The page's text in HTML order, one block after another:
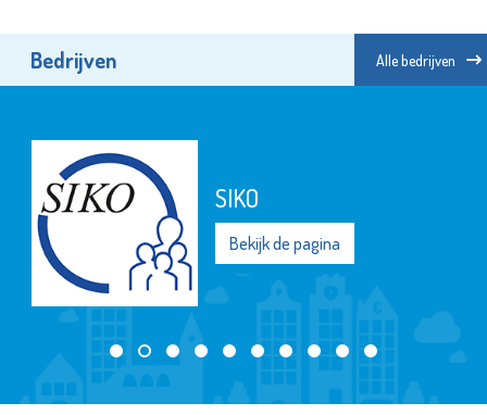
Bedrijven Alle bedrijven
SIKO
Bekijk de pagina